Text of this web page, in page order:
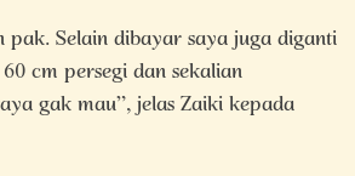
Selain dibayar saya juga diganti
cm persegi dan sekalian
gak mau”, jelas Zaiki kepada